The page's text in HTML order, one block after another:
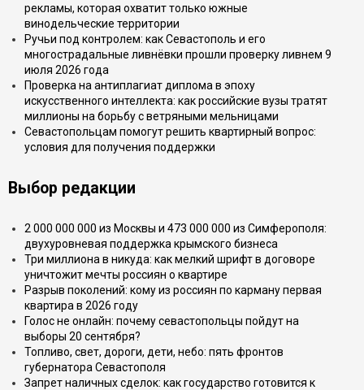
рекламы, которая охватит только южные
винодельческие территории
Ручьи под контролем: как Севастополь и его
многострадальные ливнёвки прошли проверку ливнем 9
июля 2026 года
Проверка на антиплагиат диплома в эпоху
искусственного интеллекта: как российские вузы тратят
миллионы на борьбу с ветряными мельницами
Севастопольцам помогут решить квартирный вопрос:
условия для получения поддержки
Выбор редакции
2 000 000 000 из Москвы и 473 000 000 из Симферополя:
двухуровневая поддержка крымского бизнеса
Три миллиона в никуда: как мелкий шрифт в договоре
уничтожит мечты россиян о квартире
Разрыв поколений: кому из россиян по карману первая
квартира в 2026 году
Голос не онлайн: почему севастопольцы пойдут на
выборы 20 сентября?
Топливо, свет, дороги, дети, небо: пять фронтов
губернатора Севастополя
Запрет наличных сделок: как государство готовится к